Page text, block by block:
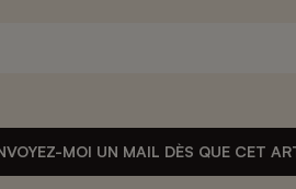
MOI UN MAIL DÈS QUE CET